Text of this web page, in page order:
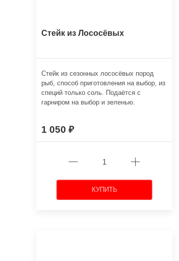
Стейк из Лососёвых
Стейк из сезонных лососёвых пород
рыб, способ приготовления на выбор, из
специй только соль. Подаётся с
гарниром на выбор и зеленью.
1 050
КУПИТЬ